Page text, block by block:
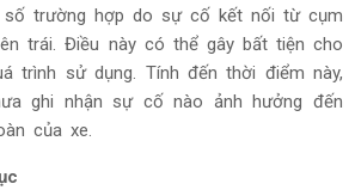
số trường hợp do sự cố kết nối từ cụm
trái. Điều này có thể gây bất tiện cho
trình sử dụng. Tính đến thời điểm này,
ghi nhận sự cố nào ảnh hưởng đến
của xe.